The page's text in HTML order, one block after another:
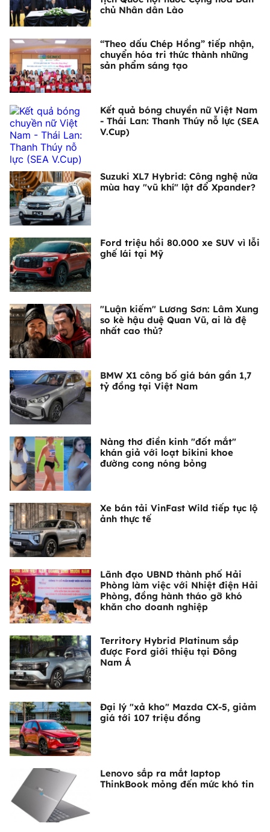
chủ Nhân dân Lào
“Theo dấu Chép Hồng” tiếp nhận,
chuyển hóa tri thức thành những
sản phẩm sáng tạo
Kết quả bóng chuyền nữ Việt Nam
- Thái Lan: Thanh Thúy nỗ lực (SEA
V.Cup)
Suzuki XL7 Hybrid: Công nghệ nửa
mùa hay "vũ khí" lật đổ Xpander?
Ford triệu hồi 80.000 xe SUV vì lỗi
ghế lái tại Mỹ
"Luận kiếm" Lương Sơn: Lâm Xung
so kè hậu duệ Quan Vũ, ai là đệ
nhất cao thủ?
BMW X1 công bố giá bán gần 1,7
tỷ đồng tại Việt Nam
Nàng thơ điền kinh "đốt mắt"
khán giả với loạt bikini khoe
đường cong nóng bỏng
Xe bán tải VinFast Wild tiếp tục lộ
ảnh thực tế
Lãnh đạo UBND thành phố Hải
Phòng làm việc với Nhiệt điện Hải
Phòng, đồng hành tháo gỡ khó
khăn cho doanh nghiệp
Territory Hybrid Platinum sắp
được Ford giới thiệu tại Đông
Nam Á
Đại lý "xả kho" Mazda CX-5, giảm
giá tới 107 triệu đồng
Lenovo sắp ra mắt laptop
ThinkBook mỏng đến mức khó tin